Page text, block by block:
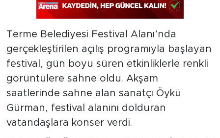
Terme Belediyesi Festival Alanı’nda
gerçekleştirilen açılış programıyla başlayan
festival, gün boyu süren etkinliklerle renkli
görüntülere sahne oldu. Akşam
saatlerinde sahne alan sanatçı Öykü
Gürman, festival alanını dolduran
vatandaşlara konser verdi.